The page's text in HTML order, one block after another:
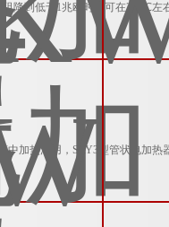
阻降到低于1兆欧时，可在200℃
中加热油用，SRY3型管状电加